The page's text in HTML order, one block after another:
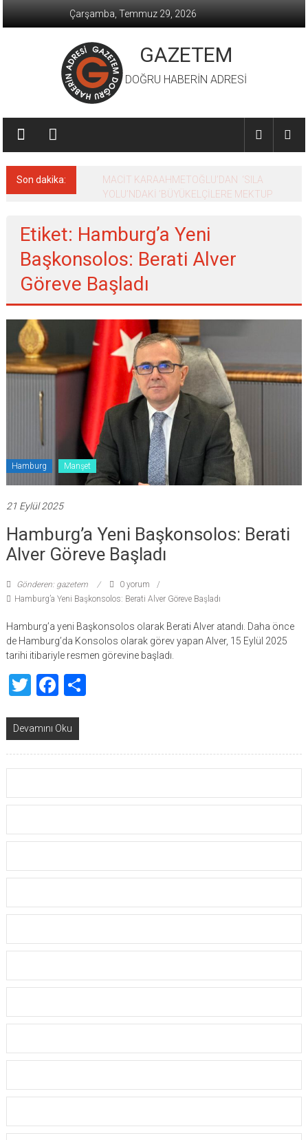
Çarşamba, Temmuz 29, 2026
GAZETEM
DOĞRU HABERİN ADRESİ
Son dakika:
MACİT KARAAHMETOĞLU’DAN ‘SILA
YOLU’NDAKİ ’BÜYÜKELÇİLERE MEKTUP
Etiket: Hamburg’a Yeni
Başkonsolos: Berati Alver
Göreve Başladı
Hamburg Manşet
21 Eylül 2025
Hamburg’a Yeni Başkonsolos: Berati
Alver Göreve Başladı
Gönderen: gazetem
0 yorum
Hamburg’a Yeni Başkonsolos: Berati Alver Göreve Başladı
Hamburg’a yeni Başkonsolos olarak Berati Alver atandı. Daha önce
de Hamburg’da Konsolos olarak görev yapan Alver, 15 Eylül 2025
tarihi itibariyle resmen görevine başladı.
TwitterFacebook
Share
Devamını Oku